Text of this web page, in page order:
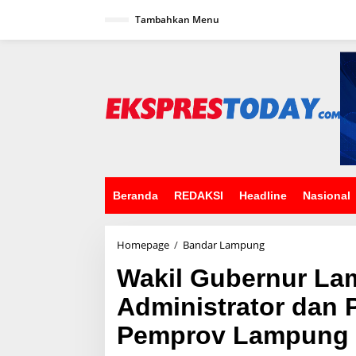
Tambahkan Menu
Beranda REDAKSI Headline Nasional
Homepage / Bandar Lampung
k
l
G
u
b
Wakil Gubernur
Administrator dan
Pemprov Lampung